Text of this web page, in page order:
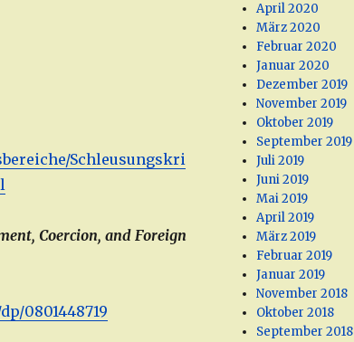
Schleusungskri
Coercion, and Foreign
0801448719
April 2020
März 2020
Februar 2020
Januar 2020
Dezember 2019
November 2019
Oktober 2019
September 2019
Juli 2019
Juni 2019
Mai 2019
April 2019
März 2019
Februar 2019
Januar 2019
November 2018
Oktober 2018
September 2018